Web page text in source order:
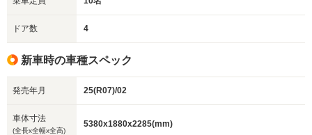
ドア数 4
新車時の車種スペック
発売年月 25(R07)/02
車体寸法
(全長x全幅x全高)
5380x1880x2285(mm)